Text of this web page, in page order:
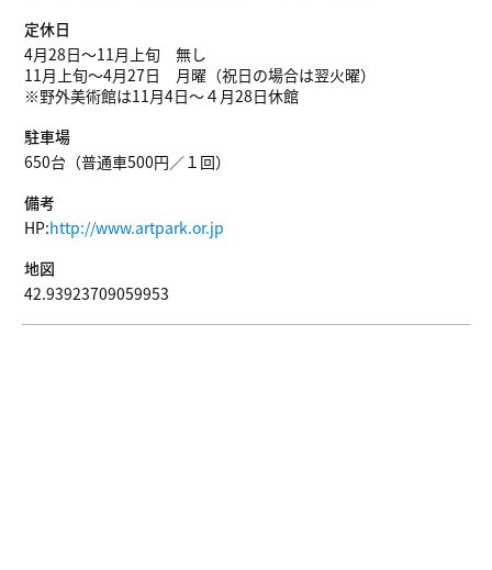
定休日
4月28日～11月上旬 無し
11月上旬～4月27日 月曜（祝日の場合は翌火曜）
※野外美術館は11月4日～４月28日休館
駐車場
650台（普通車500円／１回）
備考
HP:http://www.artpark.or.jp
地図
42.93923709059953